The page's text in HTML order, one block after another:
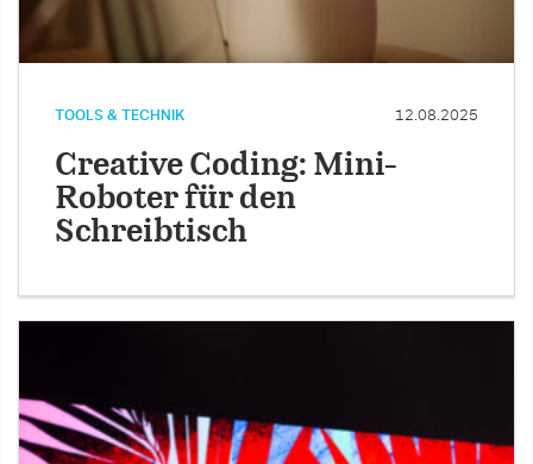
TOOLS & TECHNIK 12.08.2025
Creative Coding: Mini-
Roboter für den
Schreibtisch